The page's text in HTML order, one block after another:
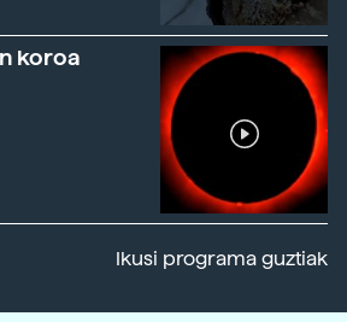
koroa
Ikusi programa guztiak